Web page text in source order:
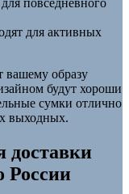
повседневного
для активных
вашему образу
будут хороши
сумки отлично
выходных.
доставки
России